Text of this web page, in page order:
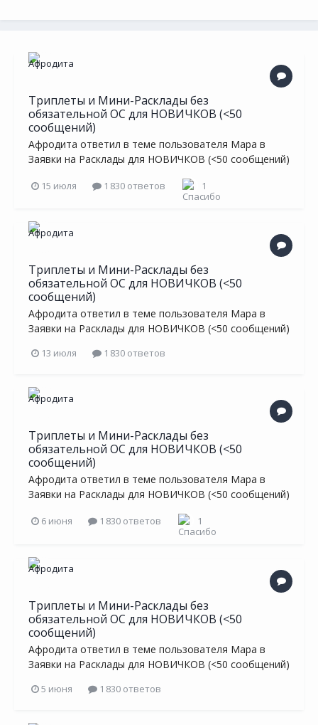
Триплеты и Мини-Расклады без
обязательной ОС для НОВИЧКОВ (<50
сообщений)
Афродита ответил в теме пользователя Мара в
Заявки на Расклады для НОВИЧКОВ (<50 сообщений)
15 июля 1 830 ответов 1
Триплеты и Мини-Расклады без
обязательной ОС для НОВИЧКОВ (<50
сообщений)
Афродита ответил в теме пользователя Мара в
Заявки на Расклады для НОВИЧКОВ (<50 сообщений)
13 июля 1 830 ответов
Триплеты и Мини-Расклады без
обязательной ОС для НОВИЧКОВ (<50
сообщений)
Афродита ответил в теме пользователя Мара в
Заявки на Расклады для НОВИЧКОВ (<50 сообщений)
6 июня 1 830 ответов 1
Триплеты и Мини-Расклады без
обязательной ОС для НОВИЧКОВ (<50
сообщений)
Афродита ответил в теме пользователя Мара в
Заявки на Расклады для НОВИЧКОВ (<50 сообщений)
5 июня 1 830 ответов